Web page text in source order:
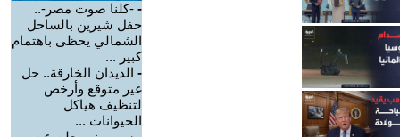
- -كلنا صوت مصر-..
حفل شيرين بالساحل
الشمالي يحظى باهتمام
كبير ...
- الديدان الخارقة.. حل
غير متوقع وأرخص
لتنظيف هياكل
الحيوانات ...